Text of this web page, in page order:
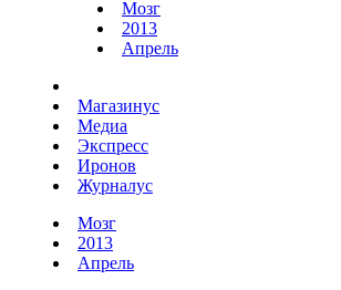
Мозг
2013
Апрель
Магазинус
Медиа
Экспресс
Иронов
Журналус
Мозг
2013
Апрель